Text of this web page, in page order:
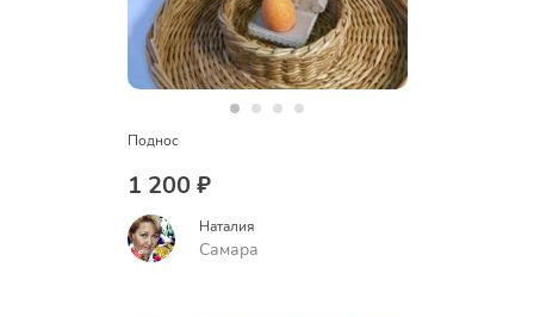
Поднос
1 200 ₽
Наталия
Самара